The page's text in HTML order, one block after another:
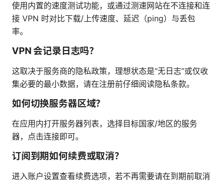
使用内置的速度测试功能，或通过测速网站在不连接和连
接 VPN 时对比下载/上传速度、延迟（ping）与丢包
率。
VPN 会记录日志吗？
这取决于服务商的隐私政策，理想状态是“无日志”或仅收
集必要的最小数据，请在注册前仔细阅读隐私条款。
如何切换服务器区域？
在应用内打开服务器列表，选择目标国家/地区的服务
器，点击连接即可。
订阅到期如何续费或取消？
进入账户设置查看续费选项，若不再需要请在到期前取消